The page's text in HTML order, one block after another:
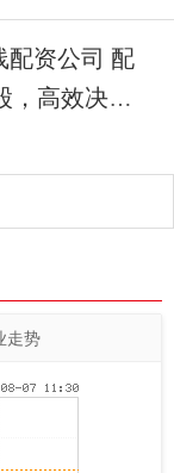
，高效决
，轻松实
走势